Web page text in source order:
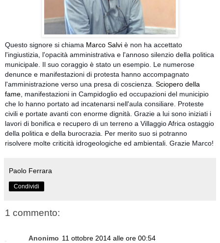
Questo signore si chiama Marco Salvi è non ha accettato
l'ingiustizia, l'opacità amministrativa e l'annoso silenzio della politica
municipale. Il suo coraggio è stato un esempio. Le numerose
denunce e manifestazioni di protesta hanno accompagnato
l'amministrazione verso una presa di coscienza. Sciopero della
fame , manifestazioni in Campidoglio ed occupazioni del municipio
che lo hanno portato ad incatenarsi nell'aula consiliare. Proteste
civili e portate avanti con enorme dignità. Grazie a lui sono iniziati i
lavori di bonifica e recupero di un terreno a Villaggio Africa ostaggio
della politica e della burocrazia. Per merito suo si potranno
risolvere molte criticità idrogeologiche ed ambientali. Grazie Marco!
Paolo Ferrara
Condividi
1 commento:
Anonimo 11 ottobre 2014 alle ore 00:54